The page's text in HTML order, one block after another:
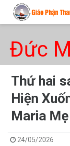
Đức
Thứ hai
Hiện
Maria
24/05/2026